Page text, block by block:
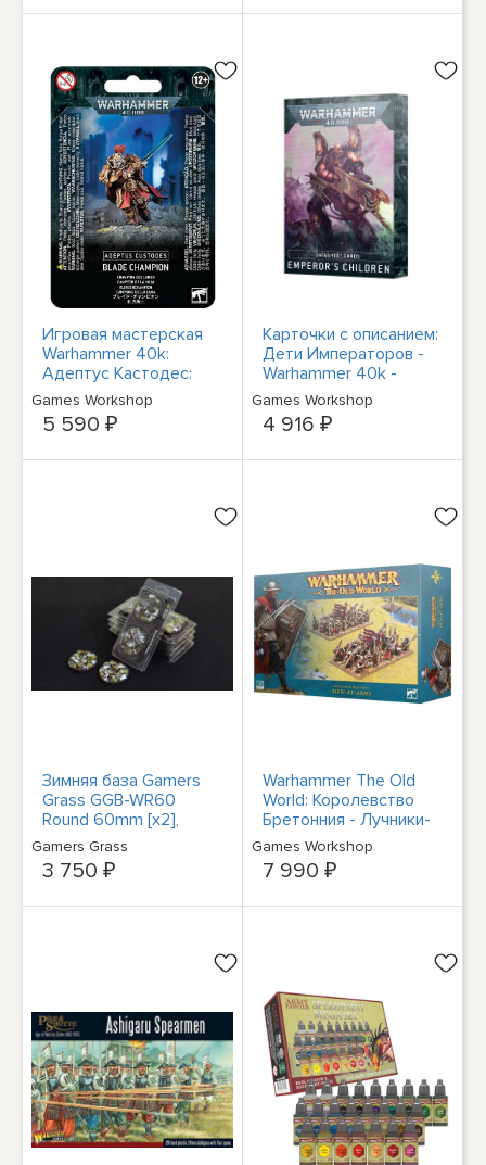
Игровая мастерская
Warhammer 40k:
Адептус Кастодес:
Мини-фигурка
Чемпиона по клинку
Games Workshop
5 590 ₽
Карточки с описанием:
Дети Императоров -
Warhammer 40k -
Совершенно новые!
37-03
Games Workshop
4 916 ₽
Зимняя база Gamers
Grass GGB-WR60
Round 60mm [x2],
готовая к бою,
Бесплатная доставка
Gamers Grass
3 750 ₽
Warhammer The Old
World: Королевство
Бретонния - Лучники-
крестьяне - Новинка в
коробке!
Games Workshop
7 990 ₽